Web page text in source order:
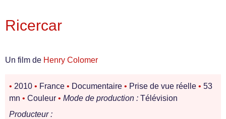
Ricercar
Un film de Henry Colomer
• 2010 • France • Documentaire • Prise de vue réelle • 53
mn • Couleur • Mode de production : Télévision
Producteur :